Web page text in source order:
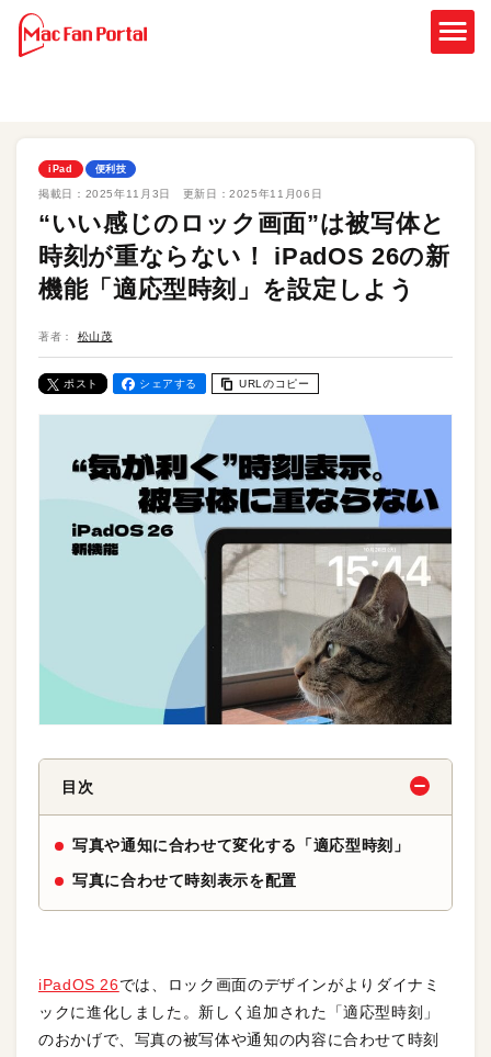
iPad 便利技
掲載日： 2025年11月3日 更新日：2025年11月06日
“いい感じのロック画面”は被写体と
時刻が重ならない！ iPadOS 26の新
機能「適応型時刻」を設定しよう
著者： 松山茂
ポスト シェアする URLのコピー
目次
写真や通知に合わせて変化する「適応型時刻」
写真に合わせて時刻表示を配置
iPadOS 26では、ロック画面のデザインがよりダイナミ
ックに進化しました。新しく追加された「適応型時刻」
のおかげで、写真の被写体や通知の内容に合わせて時刻